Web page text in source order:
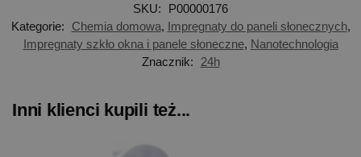
SKU:
P00000176
Kategorie:
Chemia domowa, Impregnaty do paneli słonecznych,
Impregnaty szkło okna i panele słoneczne, Nanotechnologia
Znacznik:
24h
Inni klienci kupili też...